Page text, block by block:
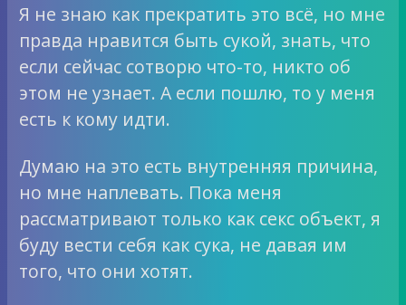
Я не знаю как прекратить это всё, но мне
правда нравится быть сукой, знать, что
если сейчас сотворю что-то, никто об
этом не узнает. А если пошлю, то у меня
есть к кому идти.
Думаю на это есть внутренняя причина,
но мне наплевать. Пока меня
рассматривают только как секс объект, я
буду вести себя как сука, не давая им
того, что они хотят.